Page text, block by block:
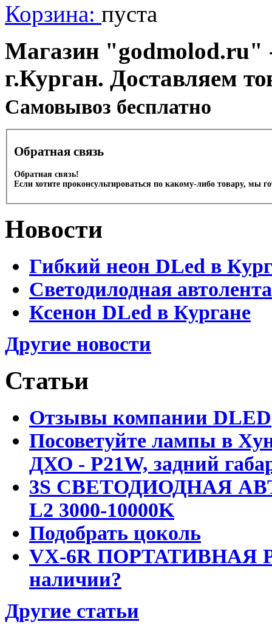
Корзина: пуста
Магазин "godmolod.ru"
г.Курган. Доставляем
Cамовывоз бесплатно
Обратная связь
Обратная связь!
Если хотите проконсультироваться по какому-либо товару, мы
Новости
Гибкий неон DLed в
Светодилодная
Ксенон DLed в Кургане
Другие новости
Статьи
Отзывы компании DLED
Посоветуйте лампы в
ДХО - P21W, задний
3S СВЕТОДИОДНАЯ
L2 3000-10000K
Подобрать цоколь
VX-6R ПОРТАТИВНАЯ
наличии?
Другие статьи